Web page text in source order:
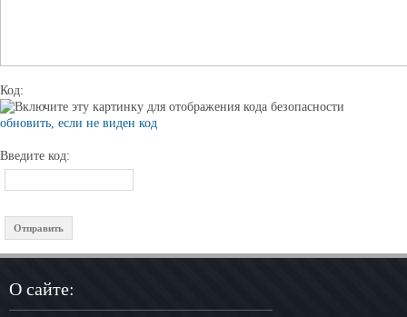
Код:
обновить, если не виден код
Введите код:
О сайте: